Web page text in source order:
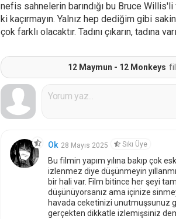
nefis sahnelerin barındığı bu Bruce
ki kaçırmayın. Yalnız hep dediğim gibi
çok farklı olacaktır. Tadını çıkarın, tadına
12 Maymun - 12 Monkeys
Ok 28 Mayıs 2025 Sıkı Üye
Bu filmin yapım yılına bakıp çok
izlenmez diye düşünmeyin
bir hali var. Film bitince her şeyi tam
düşünüyorsanız ama içinize
havada ceketinizi unutmuşsunuz
gerçekten dikkatle izlemişsiniz